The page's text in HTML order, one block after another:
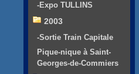
-Expo TULLINS
2003
-Sortie Train Capitale
Pique-nique à Saint-
Georges-de-Commiers